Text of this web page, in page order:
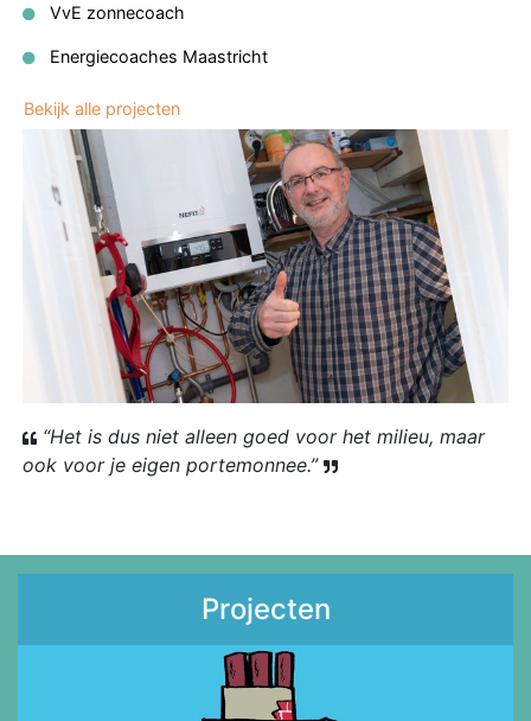
VvE zonnecoach
Energiecoaches Maastricht
Bekijk alle projecten
“Het is dus niet alleen goed voor het milieu, maar
ook voor je eigen portemonnee.”
Projecten